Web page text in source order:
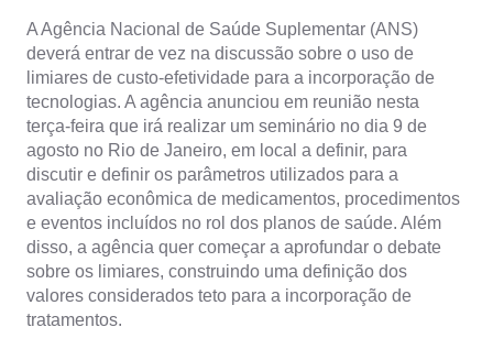
A Agência Nacional de Saúde Suplementar (ANS)
deverá entrar de vez na discussão sobre o uso de
limiares de custo-efetividade para a incorporação de
tecnologias. A agência anunciou em reunião nesta
terça-feira que irá realizar um seminário no dia 9 de
agosto no Rio de Janeiro, em local a definir, para
discutir e definir os parâmetros utilizados para a
avaliação econômica de medicamentos, procedimentos
e eventos incluídos no rol dos planos de saúde. Além
disso, a agência quer começar a aprofundar o debate
sobre os limiares, construindo uma definição dos
valores considerados teto para a incorporação de
tratamentos.